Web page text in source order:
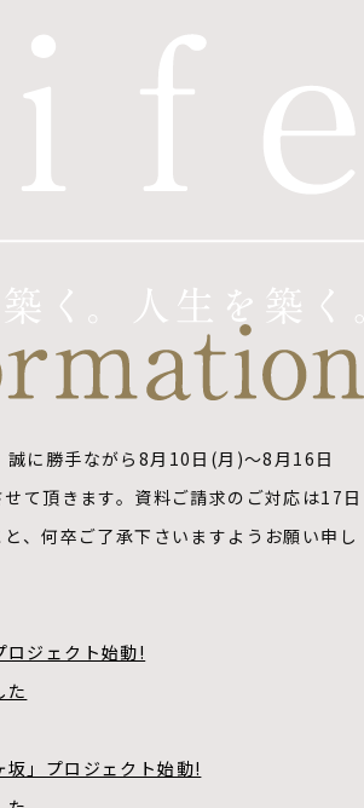
誠に勝手ながら8月10日(月)～8月16日
て頂きます。資料ご請求のご対応は17日
、何卒ご了承下さいますようお願い申し
ロジェクト始動!
た
坂」プロジェクト始動!